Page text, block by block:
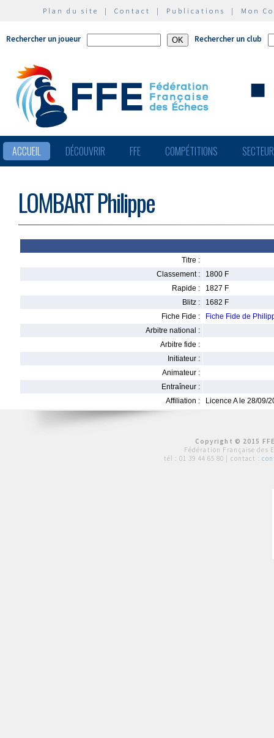
Plan du site | Contact | Publications | Mon
Rechercher un joueur Rechercher un club
ACCUEIL DÉCOUVRIR FFE COMPÉTITIONS
LOMBART Philippe
Titre :
Classement :
1800 F
Rapide :
1827 F
Blitz :
1682 F
Fiche Fide :
Fiche Fide de
Arbitre national :
Arbitre fide :
Initiateur :
Animateur :
Entraîneur :
Affiliation :
Licence A le 28/09/
Copyright © 2015
Fédération Française des
tél : 01 39 44 65 80 | contact :